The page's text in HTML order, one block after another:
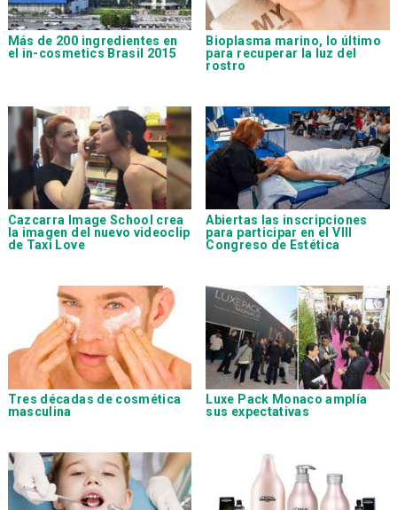
Más de 200 ingredientes en
el in-cosmetics Brasil 2015
Bioplasma marino, lo último
para recuperar la luz del
rostro
Cazcarra Image School
crea
la imagen del nuevo videoclip
de Taxi Love
Abiertas las inscripciones
para participar en el VIII
Congreso de Estética
Tres décadas de cosmética
masculina
Luxe Pack Monaco amplía
sus expectativas